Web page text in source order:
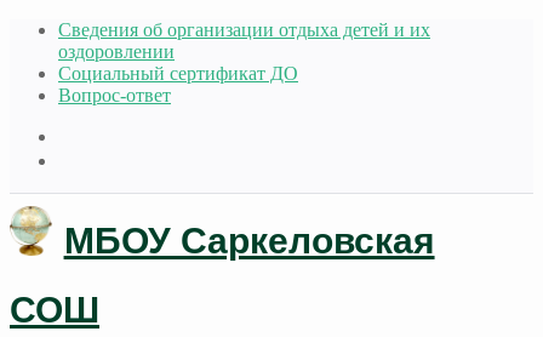
Сведения об организации отдыха детей и их
оздоровлении
Социальный сертификат ДО
Вопрос-ответ
МБОУ Саркеловская
СОШ